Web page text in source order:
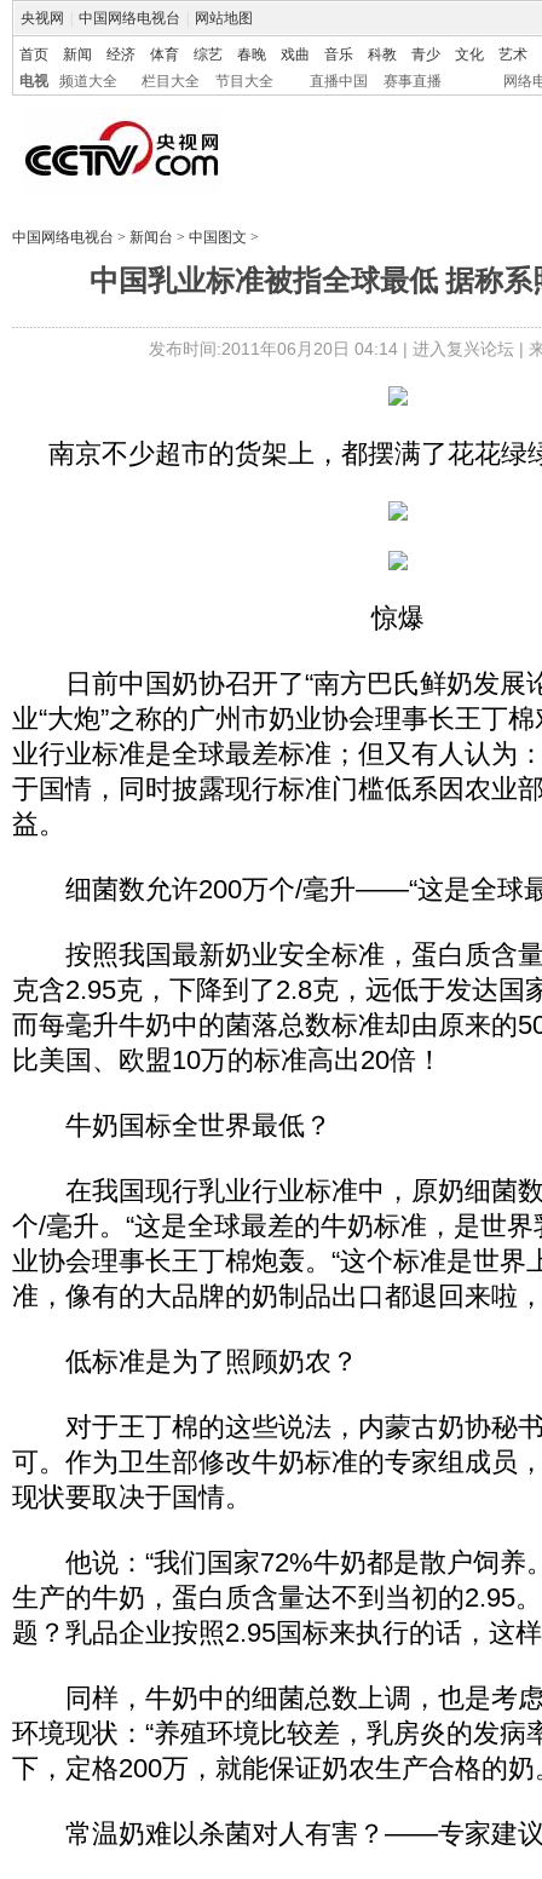
央视网 中国网络电视台 网站地图
首页 新闻 经济 体育 综艺 春晚 戏曲 音乐 科教 青少 文化
艺术
电视
频道大全 栏目大全 节目大全 直播中国 赛事直播 网络
中国网络电视台 > 新闻台 > 中国图文 >
中国乳业标准被指全球最低 据称系
发布时间:2011年06月20日 04:14 | 进入复兴论坛|
南京不少超市的货架上，都摆满了花花绿
惊爆
日前中国奶协召开了“南方巴氏鲜奶发展
业“大炮”之称的广州市奶业协会理事长王丁
业行业标准是全球最差标准；但又有人认为
于国情，同时披露现行标准门槛低系因农业
益。
细菌数允许200万个/毫升——“这是全球最
按照我国最新奶业安全标准，蛋白质含
克含2.95克，下降到了2.8克，远低于发达国
而每毫升牛奶中的菌落总数标准却由原来的
比美国、欧盟10万的标准高出20倍！
牛奶国标全世界最低？
在我国现行乳业行业标准中，原奶细菌
个/毫升。“这是全球最差的牛奶标准，是世
业协会理事长王丁棉炮轰。“这个标准是世界
准，像有的大品牌的奶制品出口都退回来啦
低标准是为了照顾奶农？
对于王丁棉的这些说法，内蒙古奶协秘
可。作为卫生部修改牛奶标准的专家组成员
现状要取决于国情。
他说：“我们国家72%牛奶都是散户饲养
生产的牛奶，蛋白质含量达不到当初的2.95
题？乳品企业按照2.95国标来执行的话，这
同样，牛奶中的细菌总数上调，也是考
环境现状：“养殖环境比较差，乳房炎的发病
下，定格200万，就能保证奶农生产合格的奶
常温奶难以杀菌对人有害？——专家建议